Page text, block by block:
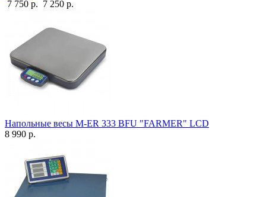
7 750 р. 7 250 р.
Напольные весы M-ER 333 BFU "FARMER" LCD
8 990 р.